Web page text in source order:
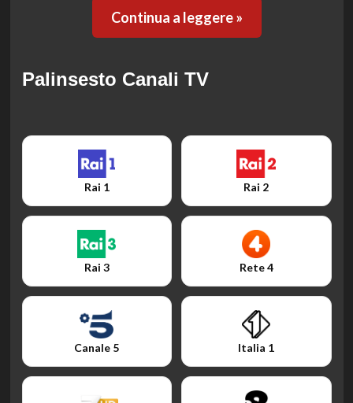
Continua a leggere »
Palinsesto Canali TV
Rai 1 Rai 2
Rai 3 Rete 4
Canale 5 Italia 1